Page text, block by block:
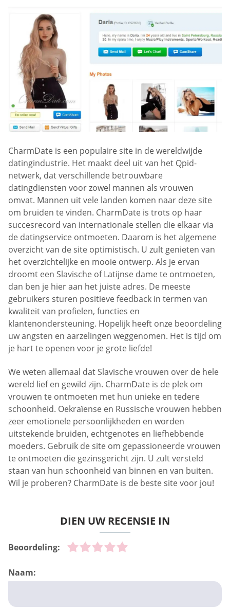
CharmDate is een populaire site in de wereldwijde
datingindustrie. Het maakt deel uit van het Qpid-
netwerk, dat verschillende betrouwbare
datingdiensten voor zowel mannen als vrouwen
omvat. Mannen uit vele landen komen naar deze site
om bruiden te vinden. CharmDate is trots op haar
succesrecord van internationale stellen die elkaar via
de datingservice ontmoeten. Daarom is het algemene
overzicht van de site optimistisch. U zult genieten van
het overzichtelijke en mooie ontwerp. Als je ervan
droomt een Slavische of Latijnse dame te ontmoeten,
dan ben je hier aan het juiste adres. De meeste
gebruikers sturen positieve feedback in termen van
kwaliteit van profielen, functies en
klantenondersteuning. Hopelijk heeft onze beoordeling
uw angsten en aarzelingen weggenomen. Het is tijd om
je hart te openen voor je grote liefde!
We weten allemaal dat Slavische vrouwen over de hele
wereld lief en gewild zijn. CharmDate is de plek om
vrouwen te ontmoeten met hun unieke en tedere
schoonheid. Oekraïense en Russische vrouwen hebben
zeer emotionele persoonlijkheden en worden
uitstekende bruiden, echtgenotes en liefhebbende
moeders. Gebruik de site om gepassioneerde vrouwen
te ontmoeten die gezinsgericht zijn. U zult versteld
staan van hun schoonheid van binnen en van buiten.
Wil je proberen? CharmDate is de beste site voor jou!
DIEN UW RECENSIE IN
Beoordeling:
Naam: